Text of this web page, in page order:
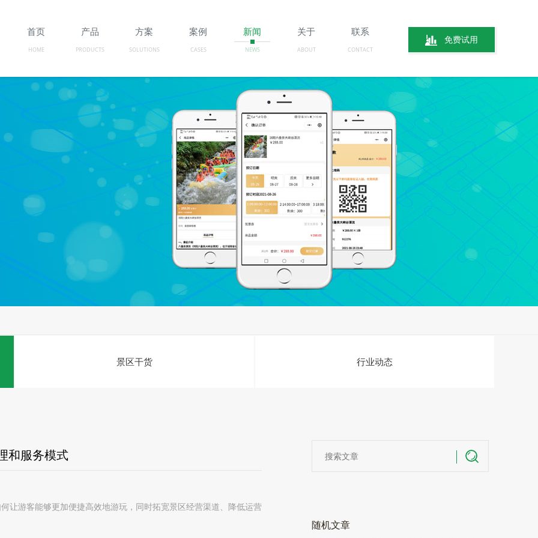
免费试用
首页
HOME
产品
PRODUCTS
方案
SOLUTIONS
案例
CASES
新闻
NEWS
关于
ABOUT
联系
CONTACT
景区干货 行业动态
和服务模式
让游客能够更加便捷高效地游玩，同时拓宽景区经营渠道、降低运营
随机文章